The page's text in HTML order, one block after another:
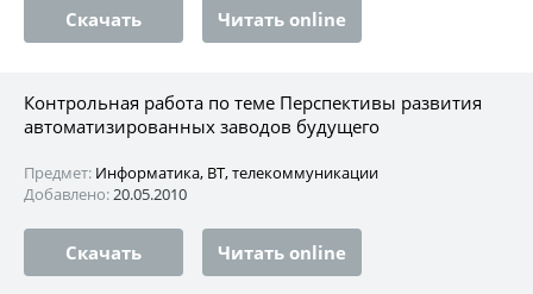
Скачать Читать online
Контрольная работа по теме Перспективы развития
автоматизированных заводов будущего
Предмет: Информатика, ВТ, телекоммуникации
Добавлено:20.05.2010
Скачать Читать online